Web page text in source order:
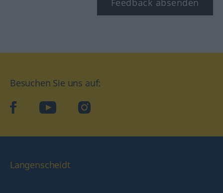
Feedback absenden
Besuchen Sie uns auf:
facebookYouTube Instagram
Langenscheidt